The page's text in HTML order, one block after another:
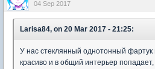
04 Sep 2017
Larisa84, on 20 Mar 2017 - 21:25:
У нас стеклянный однотонный фартук
красиво и в общий интерьер